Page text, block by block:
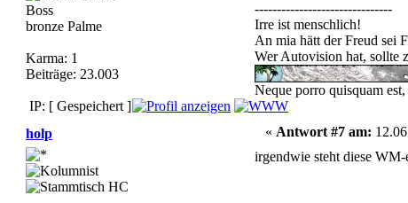
Boss
bronze Palme
Karma: 1
Beiträge: 23.003
-------------------------------
Irre ist menschlich!
An mia hätt der Freud sei
Wer Autovision hat, sollte
Neque porro quisquam
IP: [ Gespeichert ]
holp
« Antwort #7 am:
irgendwie steht diese WM-